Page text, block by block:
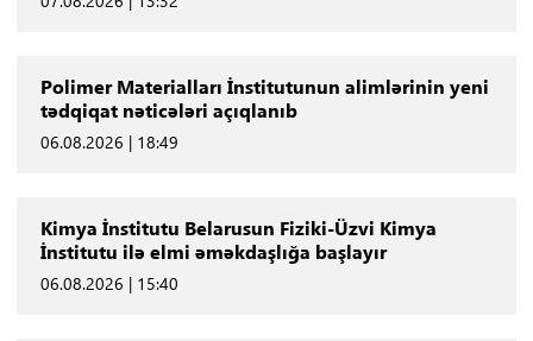
Polimer Materialları İnstitutunun alimlərinin yeni
tədqiqat nəticələri açıqlanıb
06.08.2026 | 18:49
Kimya İnstitutu Belarusun Fiziki-Üzvi Kimya
İnstitutu ilə elmi əməkdaşlığa başlayır
06.08.2026 | 15:40